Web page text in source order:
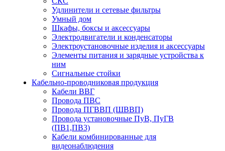
Удлинители и сетевые фильтры
Умный дом
Шкафы, боксы и аксессуары
Электродвигатели и конденсаторы
Электроустановочные изделия и аксессуары
Элементы питания и зарядные устройства к
ним
Сигнальные стойки
Кабельно-проводниковая продукция
Кабели ВВГ
Провода ПВС
Провода ПГВВП (ШВВП)
Провода установочные ПуВ, ПуГВ
(ПВ1,ПВ3)
Кабели комбинированные для
видеонаблюдения